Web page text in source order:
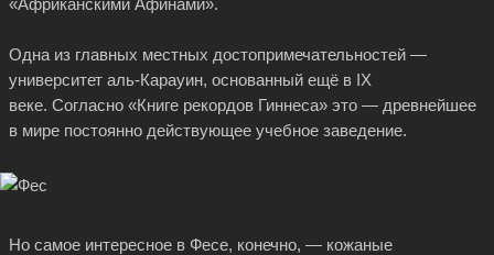
«Африканскими Афинами».
Одна из главных местных достопримечательностей —
университет аль-Карауин, основанный ещё в IX
веке. Согласно «Книге рекордов Гиннеса» это — древнейшее
в мире постоянно действующее учебное заведение.
Но самое интересное в Фесе, конечно, — кожаные